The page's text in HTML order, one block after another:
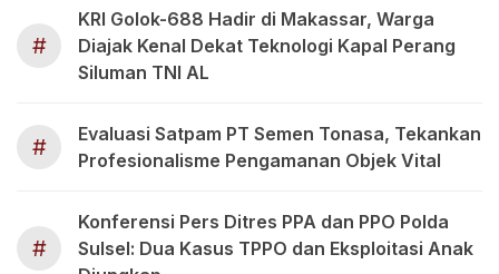
#
KRI Golok-688 Hadir di Makassar, Warga
Diajak Kenal Dekat Teknologi Kapal Perang
Siluman TNI AL
#
Evaluasi Satpam PT Semen Tonasa, Tekankan
Profesionalisme Pengamanan Objek Vital
#
Konferensi Pers Ditres PPA dan PPO Polda
Sulsel: Dua Kasus TPPO dan Eksploitasi Anak